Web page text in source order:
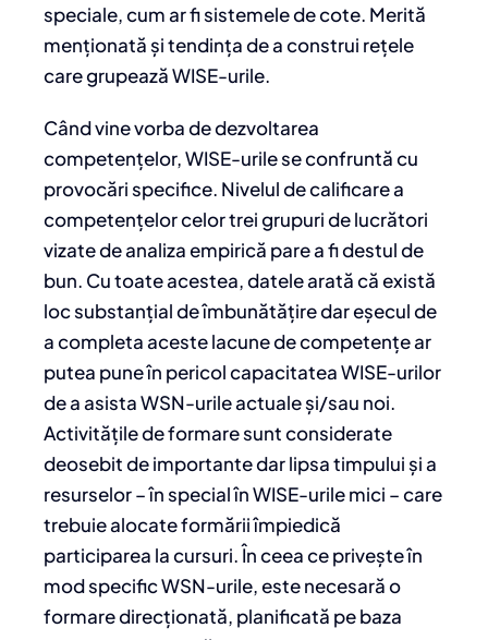
speciale, cum ar fi sistemele de cote. Merită
menționată și tendința de a construi rețele
care grupează WISE-urile.
Când vine vorba de dezvoltarea
competențelor, WISE-urile se confruntă cu
provocări specifice. Nivelul de calificare a
competențelor celor trei grupuri de lucrători
vizate de analiza empirică pare a fi destul de
bun. Cu toate acestea, datele arată că există
loc substanțial de îmbunătățire dar eșecul de
a completa aceste lacune de competențe ar
putea pune în pericol capacitatea WISE-urilor
de a asista WSN-urile actuale și/sau noi.
Activitățile de formare sunt considerate
deosebit de importante dar lipsa timpului și a
resurselor – în special în WISE-urile mici – care
trebuie alocate formării împiedică
participarea la cursuri. În ceea ce privește în
mod specific WSN-urile, este necesară o
formare direcționată, planificată pe baza